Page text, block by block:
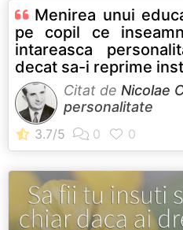
Menirea unui
pe copil ce
intareasca
decat sa-i reprime
Citat de Nicolae
personalitate